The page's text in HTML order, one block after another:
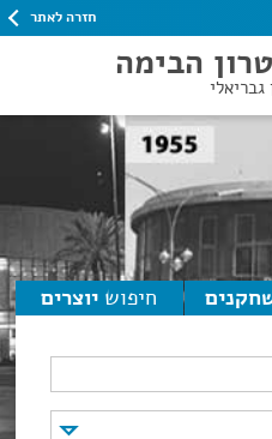
חזרה לאתר
הבימה
חיפוש יוצרים